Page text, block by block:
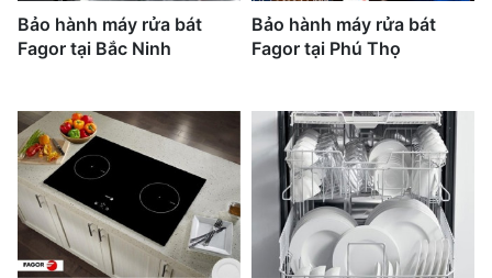
Bảo hành máy rửa bát
Fagor tại Bắc Ninh
Bảo hành máy rửa bát
Fagor tại Phú Thọ